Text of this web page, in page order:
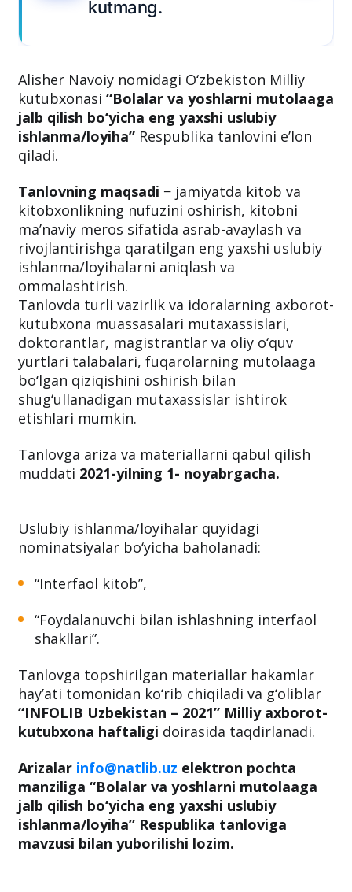
Alisher Navoiy nomidagi O‘zbekiston Milliy
kutubxonasi
ishlanma/loyiha”Respublika tanlovini e’lon
qiladi.
Tanlovning maqsadi− jamiyatda kitob va
kitobxonlikning nufuzini oshirish, kitobni
ma’naviy meros sifatida asrab-avaylash va
rivojlantirishga qaratilgan eng yaxshi uslubiy
ishlanma/loyihalarni aniqlash va
ommalashtirish.
Tanlovda turli vazirlik va idoralarning axborot-
kutubxona muassasalari mutaxassislari,
doktorantlar, magistrantlar va oliy o‘quv
yurtlari talabalari, fuqarolarning mutolaaga
shug‘ullanadigan mutaxassislar ishtirok
etishlari mumkin.
muddati2021-yilning 1- noyabrgacha.
Uslubiy ishlanma/loyihalar quyidagi
“Interfaol kitob”,
“Foydalanuvchi bilan ishlashning interfaol
shakllari”.
Tanlovga topshirilgan materiallar hakamlar
“INFOLIB Uzbekistan – 2021” Milliy axborot-
kutubxona haftaligidoirasida taqdirlanadi.
Arizalarinfo@natlib.uzelektron pochta
manziliga “Bolalar va yoshlarni mutolaaga